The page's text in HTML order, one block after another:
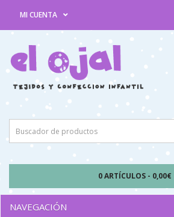
MI CUENTA
0 ARTÍCULOS - 0,00€
NAVEGACIÓN